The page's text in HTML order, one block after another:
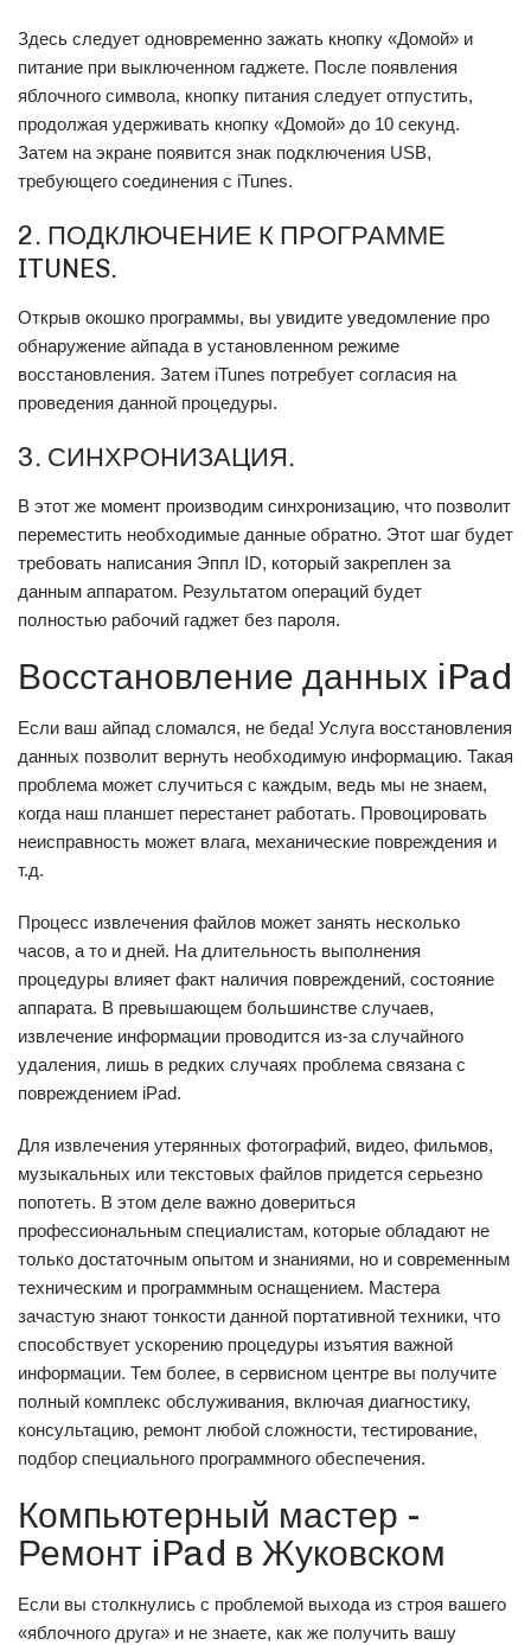
Здесь следует одновременно зажать кнопку «Домой» и
питание при выключенном гаджете. После появления
яблочного символа, кнопку питания следует отпустить,
продолжая удерживать кнопку «Домой» до 10 секунд.
Затем на экране появится знак подключения USB,
требующего соединения с iTunes.
2. ПОДКЛЮЧЕНИЕ К ПРОГРАММЕ
ITUNES.
Открыв окошко программы, вы увидите уведомление про
обнаружение айпада в установленном режиме
восстановления. Затем iTunes потребует согласия на
проведения данной процедуры.
3. СИНХРОНИЗАЦИЯ.
В этот же момент производим синхронизацию, что позволит
переместить необходимые данные обратно. Этот шаг будет
требовать написания Эппл ID, который закреплен за
данным аппаратом. Результатом операций будет
полностью рабочий гаджет без пароля.
Восстановление данных iPad
Если ваш айпад сломался, не беда! Услуга восстановления
данных позволит вернуть необходимую информацию. Такая
проблема может случиться с каждым, ведь мы не знаем,
когда наш планшет перестанет работать. Провоцировать
неисправность может влага, механические повреждения и
т.д.
Процесс извлечения файлов может занять несколько
часов, а то и дней. На длительность выполнения
процедуры влияет факт наличия повреждений, состояние
аппарата. В превышающем большинстве случаев,
извлечение информации проводится из-за случайного
удаления, лишь в редких случаях проблема связана с
повреждением iPad.
Для извлечения утерянных фотографий, видео, фильмов,
музыкальных или текстовых файлов придется серьезно
попотеть. В этом деле важно довериться
профессиональным специалистам, которые обладают не
только достаточным опытом и знаниями, но и современным
техническим и программным оснащением. Мастера
зачастую знают тонкости данной портативной техники, что
способствует ускорению процедуры изъятия важной
информации. Тем более, в сервисном центре вы получите
полный комплекс обслуживания, включая диагностику,
консультацию, ремонт любой сложности, тестирование,
подбор специального программного обеспечения.
Компьютерный мастер -
Ремонт iPad в Жуковском
Если вы столкнулись с проблемой выхода из строя вашего
«яблочного друга» и не знаете, как же получить вашу